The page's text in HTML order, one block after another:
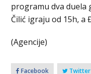
programu dva duela
Čilić igraju od 15h, a
(Agencije)
Facebook Twitter